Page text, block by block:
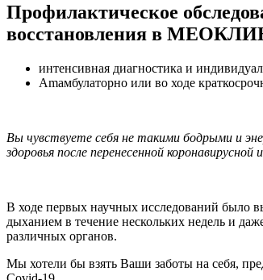
Профилактическое
восстановления в
интенсивная диагностика и
Amамбулаторно или во ходе
Вы чувствуете себя не такими бодрыми и
здоровья после перенесенной коронавирусной
В ходе первых научных исследований было
дыханием в течение нескольких недель и
различных органов.
Мы хотели бы взять Ваши заботы на себя,